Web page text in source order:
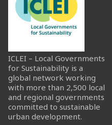
ICLEI – Local Governments
for Sustainability is a
global network working
with more than 2,500 local
and regional governments
committed to sustainable
urban development.